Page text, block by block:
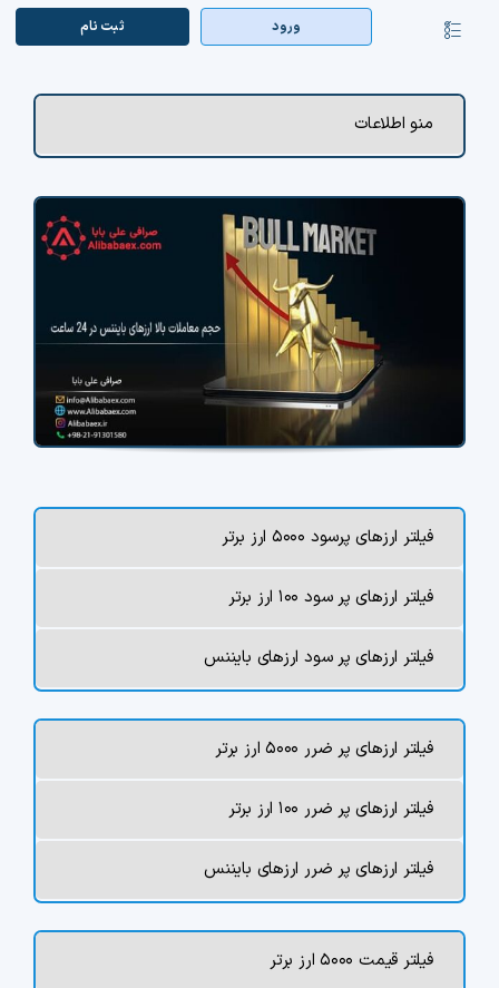
کنترلر
بازار ارزها
اپلیکیشن
بازار معاملاتی
تابلوخوانی ارزهای دیجیتال
چت جی پی تی رایگان
فیلتر ارزهای دیجیتال
کارمزد
دسته‌بندی ارزها
شاخص ترس و طمع
خرید تتر ارزان
مشاوره خدمات مالی
ورود ثبت‌ نام
منو اطلاعات
فیلتر ارزهای پرسود ۵۰۰۰ ارز برتر
فیلتر ارزهای پر سود ۱۰۰ ارز برتر
فیلتر ارزهای پر سود ارزهای بایننس
فیلتر ارزهای پر ضرر ۵۰۰۰ ارز برتر
فیلتر ارزهای پر ضرر ۱۰۰ ارز برتر
فیلتر ارزهای پر ضرر ارزهای بایننس
فیلتر قیمت ۵۰۰۰ ارز برتر